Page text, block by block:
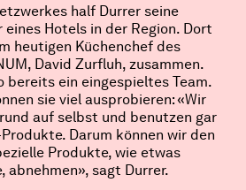
half Durrer seine
Hotels in der Region. Dort
heutigen Küchenchef des
David Zurfluh, zusammen.
bereits ein eingespieltes Team.
sie viel ausprobieren: «Wir
auf selbst und benutzen gar
Darum können wir den
Produkte, wie etwas
abnehmen», sagt Durrer.